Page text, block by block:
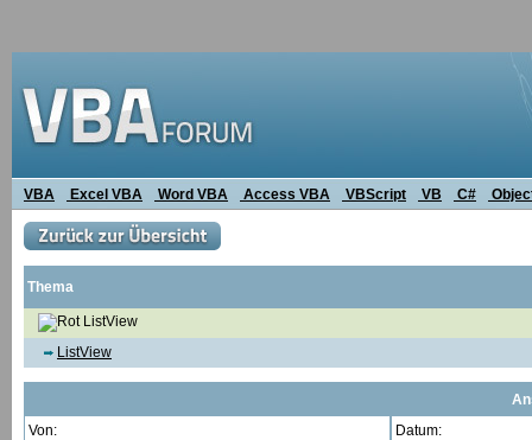
VBA Excel VBA Word VBA Access VBA VBScript VB C#
Thema
ListView
ListView
Von:
Datum: